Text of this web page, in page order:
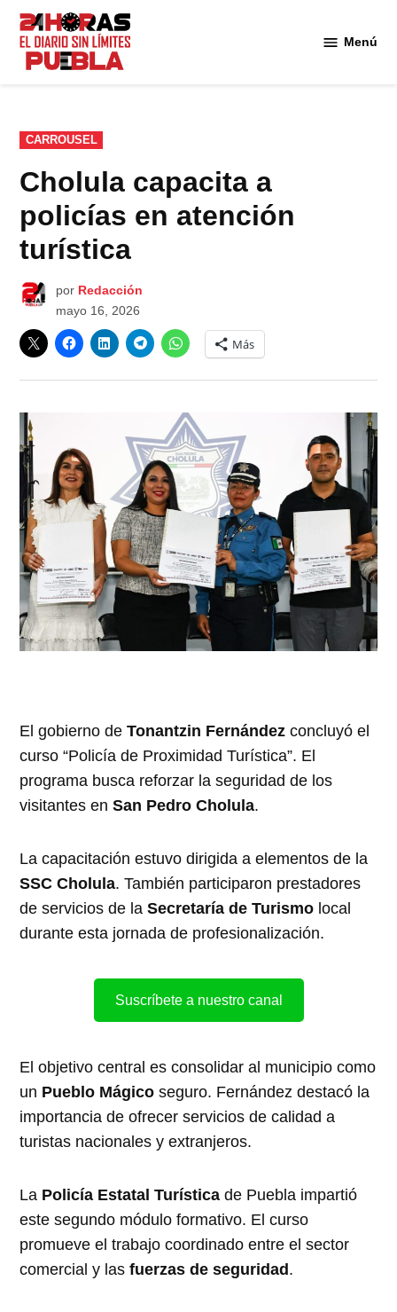
Saltar
contenido
Menú
PUBLICADO
EN
CARROUSEL
Cholula capacita a
policías en atención
turística
por Redacción
mayo 16, 2026
Más
El gobierno deTonantzin Fernández concluyó el
curso “Policía de Proximidad Turística”. El
programa busca reforzar la seguridad de los
visitantes enSan Pedro Cholula.
La capacitación estuvo dirigida a elementos de la
SSC Cholula. También participaron prestadores
de servicios de laSecretaría de Turismo local
durante esta jornada de profesionalización.
Suscríbete a nuestro canal
El objetivo central es consolidar al municipio como
un Pueblo Mágico seguro. Fernández destacó la
importancia de ofrecer servicios de calidad a
turistas nacionales y extranjeros.
La Policía Estatal Turística de Puebla impartió
este segundo módulo formativo. El curso
promueve el trabajo coordinado entre el sector
comercial y lasfuerzas de seguridad.